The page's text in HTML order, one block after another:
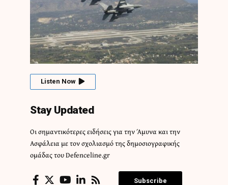
Listen Now
Stay Updated
Οι σημαντικότερες ειδήσεις για την Άμυνα και την
Ασφάλεια με τον σχολιασμό της δημοσιογραφικής
ομάδας του Defenceline.gr
Subscribe